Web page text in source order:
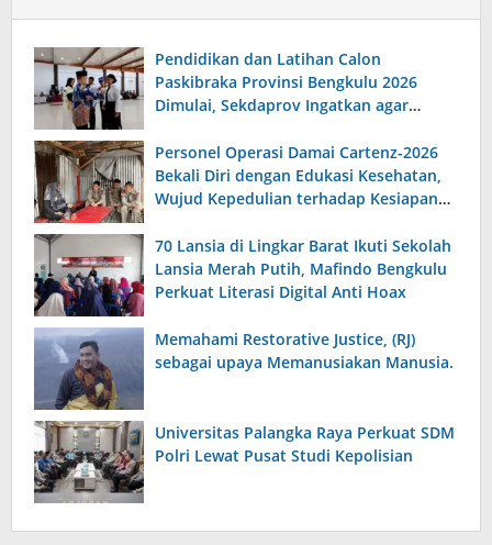
Pendidikan dan Latihan Calon
Paskibraka Provinsi Bengkulu 2026
Dimulai, Sekdaprov Ingatkan agar
Personel Operasi Damai Cartenz-2026
Bekali Diri dengan Edukasi Kesehatan,
Wujud Kepedulian terhadap Kesiapan
70 Lansia di Lingkar Barat Ikuti Sekolah
Lansia Merah Putih, Mafindo Bengkulu
Perkuat Literasi Digital Anti Hoax
Memahami Restorative Justice, (RJ)
sebagai upaya Memanusiakan Manusia.
Universitas Palangka Raya Perkuat SDM
Polri Lewat Pusat Studi Kepolisian